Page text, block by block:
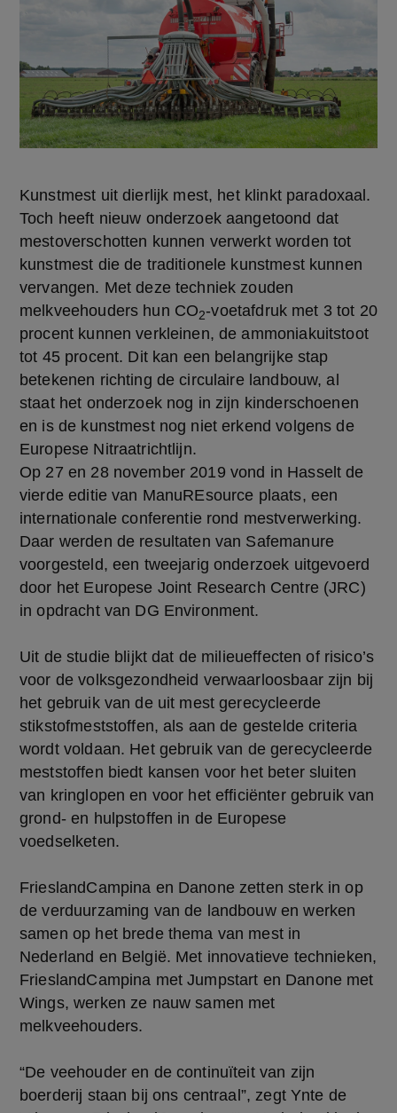
Kunstmest uit dierlijk mest, het klinkt paradoxaal.
Toch heeft nieuw onderzoek aangetoond dat
mestoverschotten kunnen verwerkt worden tot
kunstmest die de traditionele kunstmest kunnen
vervangen. Met deze techniek zouden
melkveehouders hun CO2-voetafdruk met 3 tot 20
procent kunnen verkleinen, de ammoniakuitstoot
tot 45 procent. Dit kan een belangrijke stap
betekenen richting de circulaire landbouw, al
staat het onderzoek nog in zijn kinderschoenen
en is de kunstmest nog niet erkend volgens de
Europese Nitraatrichtlijn.
Op 27 en 28 november 2019 vond in Hasselt de
vierde editie van ManuREsource plaats, een
internationale conferentie rond mestverwerking.
Daar werden de resultaten van Safemanure
voorgesteld, een tweejarig onderzoek uitgevoerd
door het Europese Joint Research Centre (JRC)
in opdracht van DG Environment.
Uit de studie blijkt dat de milieueffecten of risico’s
voor de volksgezondheid verwaarloosbaar zijn bij
het gebruik van de uit mest gerecycleerde
stikstofmeststoffen, als aan de gestelde criteria
wordt voldaan. Het gebruik van de gerecycleerde
meststoffen biedt kansen voor het beter sluiten
van kringlopen en voor het efficiënter gebruik van
grond- en hulpstoffen in de Europese
voedselketen.
FrieslandCampina en Danone zetten sterk in op
de verduurzaming van de landbouw en werken
samen op het brede thema van mest in
Nederland en België. Met innovatieve technieken,
FrieslandCampina met Jumpstart en Danone met
Wings, werken ze nauw samen met
melkveehouders.
“De veehouder en de continuïteit van zijn
boerderij staan bij ons centraal”, zegt Ynte de